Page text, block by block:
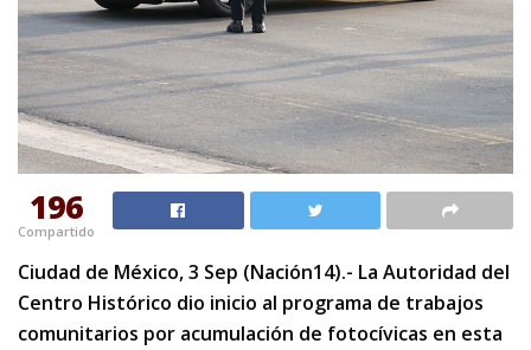
196
Compartido
Ciudad de México, 3 Sep (Nación14).- La Autoridad del
Centro Histórico dio inicio al programa de trabajos
comunitarios por acumulación de fotocívicas en esta